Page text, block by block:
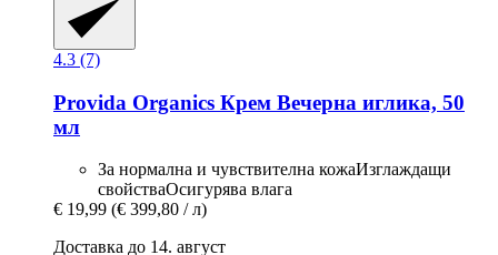
4.3 (7)
Provida Organics Крем Вечерна иглика, 50
мл
За нормална и чувствителна кожаИзглаждащи
свойстваОсигурява влага
€ 19,99 (€ 399,80 / л)
Доставка до 14. август